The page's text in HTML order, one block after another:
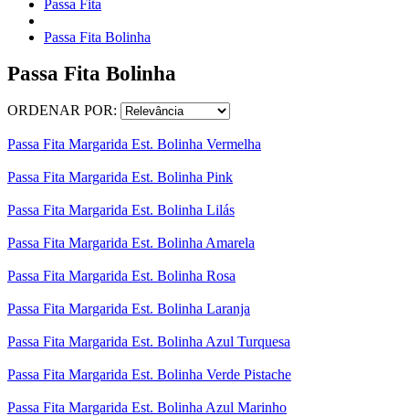
Passa Fita
Passa Fita Bolinha
Passa Fita Bolinha
ORDENAR POR:
Passa Fita Margarida Est. Bolinha Vermelha
Passa Fita Margarida Est. Bolinha Pink
Passa Fita Margarida Est. Bolinha Lilás
Passa Fita Margarida Est. Bolinha Amarela
Passa Fita Margarida Est. Bolinha Rosa
Passa Fita Margarida Est. Bolinha Laranja
Passa Fita Margarida Est. Bolinha Azul Turquesa
Passa Fita Margarida Est. Bolinha Verde Pistache
Passa Fita Margarida Est. Bolinha Azul Marinho